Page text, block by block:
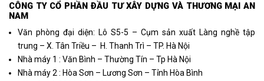
CÔNG TY CỔ PHẦN ÐẦU TƯ XÂY DỰNG VÀ THƯƠNG MẠI AN
NAM
Văn phòng đại diện: Lô S5-5 – Cụm sản xuất Làng nghề tập
trung – X. Tân Triều – H. Thanh Trì – TP. Hà Nội
Nhà máy 1 : Văn Bình – Thường Tín – Tp Hà Nội
Nhà máy 2 : Hòa Sơn – Lương Sơn – Tỉnh Hòa Bình